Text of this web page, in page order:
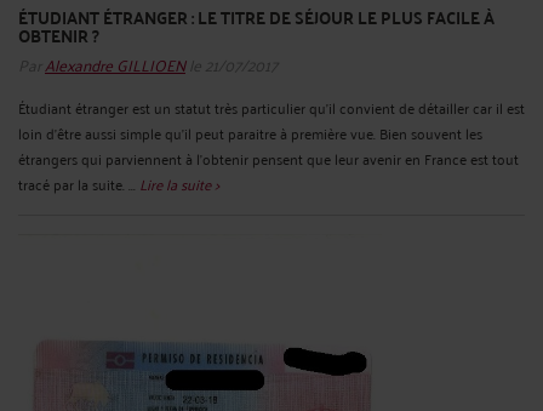
ÉTUDIANT ÉTRANGER : LE TITRE DE SÉJOUR LE PLUS FACILE À
OBTENIR ?
ParAlexandre GILLIOENle 21/07/2017
Étudiant étranger est un statut très particulier qu’il convient de détailler car il est
loin d’être aussi simple qu’il peut paraitre à première vue. Bien souvent les
étrangers qui parviennent à l’obtenir pensent que leur avenir en France est tout
tracé par la suite. ... Lire la suite >